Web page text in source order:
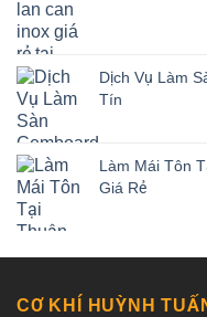
Dịch Vụ Làm
Tín
Làm Mái Tôn
Giá Rẻ
CƠ KHÍ HUỲNH